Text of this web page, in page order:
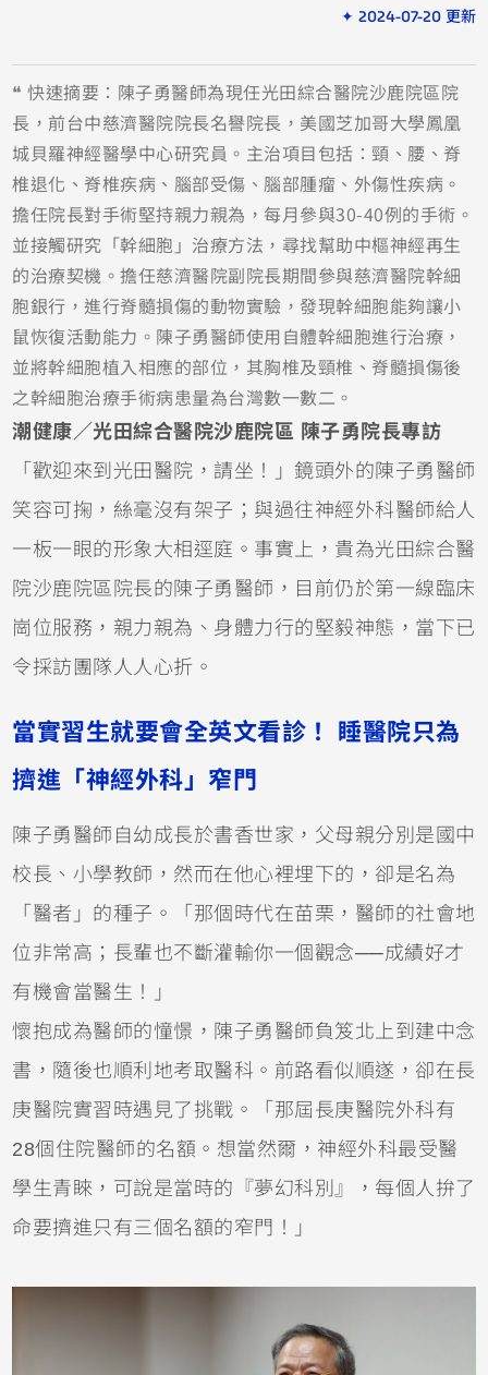
✦ 2024-07-20 更新
❝ 快速摘要：陳子勇醫師為現任光田綜合醫院沙鹿院區院
長，前台中慈濟醫院院長名譽院長，美國芝加哥大學鳳凰
城貝羅神經醫學中心研究員。主治項目包括：頸、腰、脊
椎退化、脊椎疾病、腦部受傷、腦部腫瘤、外傷性疾病。
擔任院長對手術堅持親力親為，每月參與30-40例的手術。
並接觸研究「幹細胞」治療方法，尋找幫助中樞神經再生
的治療契機。擔任慈濟醫院副院長期間參與慈濟醫院幹細
胞銀行，進行脊髓損傷的動物實驗，發現幹細胞能夠讓小
鼠恢復活動能力。陳子勇醫師使用自體幹細胞進行治療，
並將幹細胞植入相應的部位，其胸椎及頸椎、脊髓損傷後
之幹細胞治療手術病患量為台灣數一數二。
潮健康／光田綜合醫院沙鹿院區 陳子勇院長專訪
「歡迎來到光田醫院，請坐！」鏡頭外的陳子勇醫師
笑容可掬，絲毫沒有架子；與過往神經外科醫師給人
一板一眼的形象大相逕庭。事實上，貴為光田綜合醫
院沙鹿院區院長的陳子勇醫師，目前仍於第一線臨床
崗位服務，親力親為、身體力行的堅毅神態，當下已
令採訪團隊人人心折。
當實習生就要會全英文看診！ 睡醫院只為
擠進「神經外科」窄門
陳子勇醫師自幼成長於書香世家，父母親分別是國中
校長、小學教師，然而在他心裡埋下的，卻是名為
「醫者」的種子。「那個時代在苗栗，醫師的社會地
位非常高；長輩也不斷灌輸你一個觀念──成績好才
有機會當醫生！」
懷抱成為醫師的憧憬，陳子勇醫師負笈北上到建中念
書，隨後也順利地考取醫科。前路看似順遂，卻在長
庚醫院實習時遇見了挑戰。「那屆長庚醫院外科有
28個住院醫師的名額。想當然爾，神經外科最受醫
學生青睞，可說是當時的『夢幻科別』，每個人拚了
命要擠進只有三個名額的窄門！」